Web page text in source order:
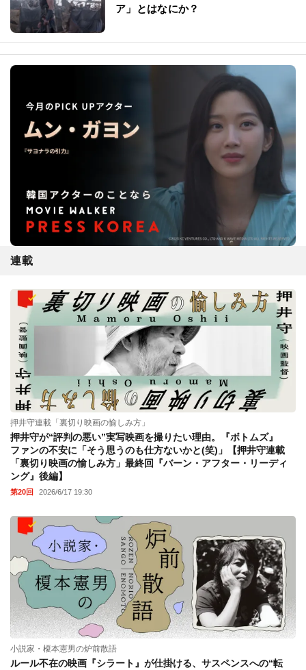
ア」とはなにか？
連載
押井守連載「裏切り映画の愉しみ方」
押井守が“評判の悪い”実写映画を撮りたい理由。『ボトムズ』
ファンの不安に「そう思うのも仕方ないかと(笑)」【押井守連載
「裏切り映画の愉しみ方」最終回『バーン・アフター・リーディ
ング』後編】
第20回 2026/6/17 19:30
小説家・榎本憲男の炉前散語
ルール不在の映画『シラート』が仕掛ける、サスペンスへの“転